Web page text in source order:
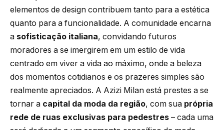
elementos de design contribuem tanto para a estética
quanto para a funcionalidade. A comunidade encarna
a sofisticação italiana, convidando futuros
moradores a se imergirem em um estilo de vida
centrado em viver a vida ao máximo, onde a beleza
dos momentos cotidianos e os prazeres simples são
realmente apreciados. A Azizi Milan está prestes a se
tornar a capital da moda da região, com sua própria
rede de ruas exclusivas para pedestres – cada uma